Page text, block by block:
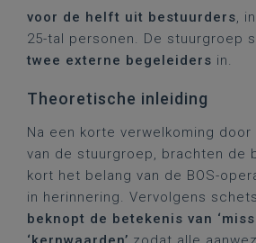
voor de helft uit bestuurders,
25-tal personen. De stuurgroep
twee externe begeleiders in.
Theoretische inleiding
Na een korte verwelkoming
van de stuurgroep, brachten de
kort het belang van de BOS-
in herinnering. Vervolgens
beknopt de betekenis van